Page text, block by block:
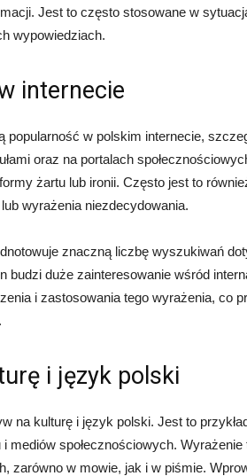
Jest to często stosowane w
wypowiedziach.
internecie
popularność w polskim internecie,
oraz na portalach
żartu lub ironii. Często jest to
wyrażenia niezdecydowania.
znaczną liczbę wyszukiwań
budzi duże zainteresowanie wśród
i zastosowania tego wyrażenia, co
i język polski
na kulturę i język polski. Jest to
mediów społecznościowych.
zarówno w mowie, jak i w piśmie.